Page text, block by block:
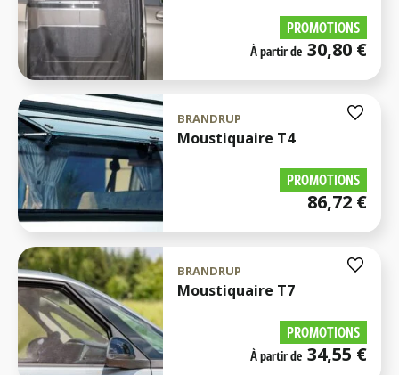
PROMOTIONS
À partir de 30,80 €
BRANDRUP
Moustiquaire T4
PROMOTIONS
86,72 €
BRANDRUP
Moustiquaire T7
PROMOTIONS
À partir de 34,55 €